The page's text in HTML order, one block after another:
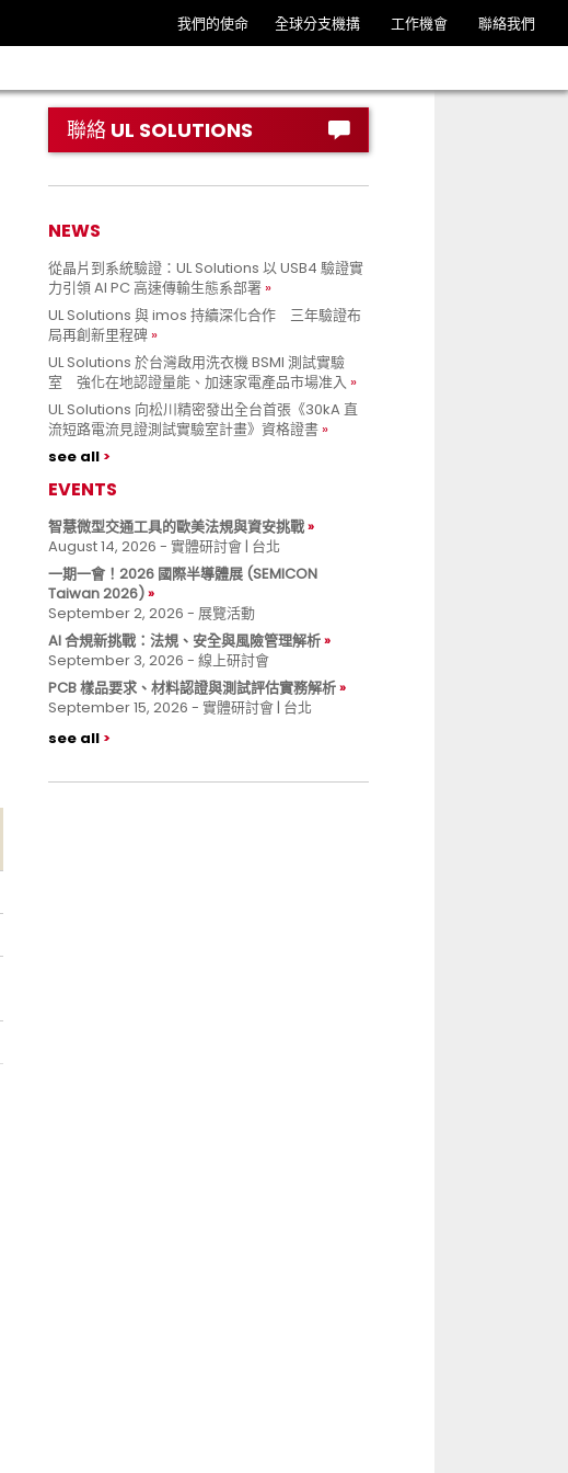
我們的使命 全球分支機搆 工作機會 聯絡我們
聯絡 UL SOLUTIONS
NEWS
從晶片到系統驗證：UL Solutions 以 USB4 驗證實
力引領 AI PC 高速傳輸生態系部署
UL Solutions 與 imos 持續深化合作 三年驗證布
局再創新里程碑
UL Solutions 於台灣啟用洗衣機 BSMI 測試實驗
室 強化在地認證量能、加速家電產品市場准入
UL Solutions 向松川精密發出全台首張《30kA 直
流短路電流見證測試實驗室計畫》資格證書
see all
EVENTS
智慧微型交通工具的歐美法規與資安挑戰
August 14, 2026 - 實體研討會 | 台北
一期一會！2026 國際半導體展 (SEMICON
Taiwan 2026)
September 2, 2026 - 展覽活動
AI 合規新挑戰：法規、安全與風險管理解析
September 3, 2026 - 線上研討會
PCB 樣品要求、材料認證與測試評估實務解析
September 15, 2026 - 實體研討會 | 台北
see all